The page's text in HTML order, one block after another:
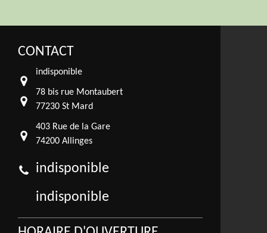
CONTACT
indisponible
78 bis rue Montaubert
77230 St Mard
403 Rue de la Gare
74200 Allinges
indisponible
indisponible